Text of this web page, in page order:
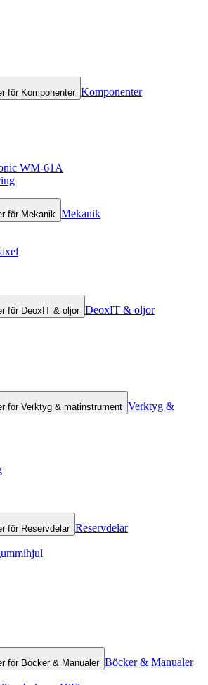
för Komponenter Komponenter
WM-61A
för Mekanik Mekanik
för DeoxIT & oljor DeoxIT & oljor
för Verktyg & mätinstrument Verktyg &
för Reservdelar Reservdelar
för Böcker & Manualer Böcker & Manualer